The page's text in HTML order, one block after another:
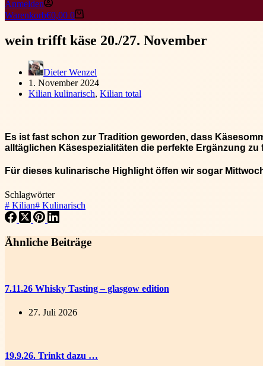
Anmelden
Warenkorb€0,00 0
wein trifft käse 20./27. November
Dieter Wenzel
1. November 2024
Kilian kulinarisch, Kilian total
Es ist fast schon zur Tradition geworden, dass
alltäglichen Käsespezialitäten die perfekte Ergänzung
Für dieses kulinarische Highlight öffen wir sogar
Schlagwörter
# Kilian# Kulinarisch
Ähnliche Beiträge
7.11.26 Whisky Tasting – glasgow edition
27. Juli 2026
19.9.26. Trinkt dazu …